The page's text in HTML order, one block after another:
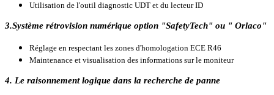
Utilisation de l'outil diagnostic UDT et du lecteur ID
3.Système rétrovision numérique option "SafetyTech" ou " Orlaco"
Réglage en respectant les zones d'homologation ECE R46
Maintenance et visualisation des informations sur le moniteur
4. Le raisonnement logique dans la recherche de panne